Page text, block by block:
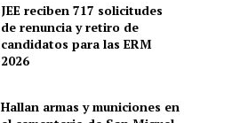
JEE reciben 717 solicitudes
de renuncia y retiro de
candidatos para las ERM
2026
Hallan armas y municiones en